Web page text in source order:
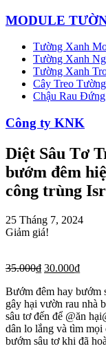
MODULE
Tường Xanh
Tường Xanh
Tường Xanh
Cây Treo
Chậu Rau
Công ty KNK
Diệt Sâu Tơ
bướm đêm
công trùng
25 Tháng 7, 2024
Giảm giá!
35.000₫ 30.000₫
Bướm đêm hay bướm
gây hại vườn rau nhà
sâu tơ đến để @ăn
dân lo lắng và tìm mọi
bướm sâu tơ khi đã